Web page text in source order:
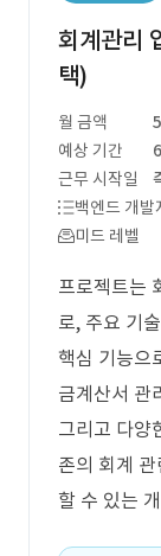
회계관리
택)
월 금액
예상 기간
근무 시작일
백엔드 개발
미드 레벨
프로젝트는
로, 주요 기
핵심 기능으
금계산서 관
그리고 다양
존의 회계
할 수 있는